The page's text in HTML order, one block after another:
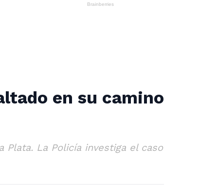
en su camino
La Policía investiga el caso